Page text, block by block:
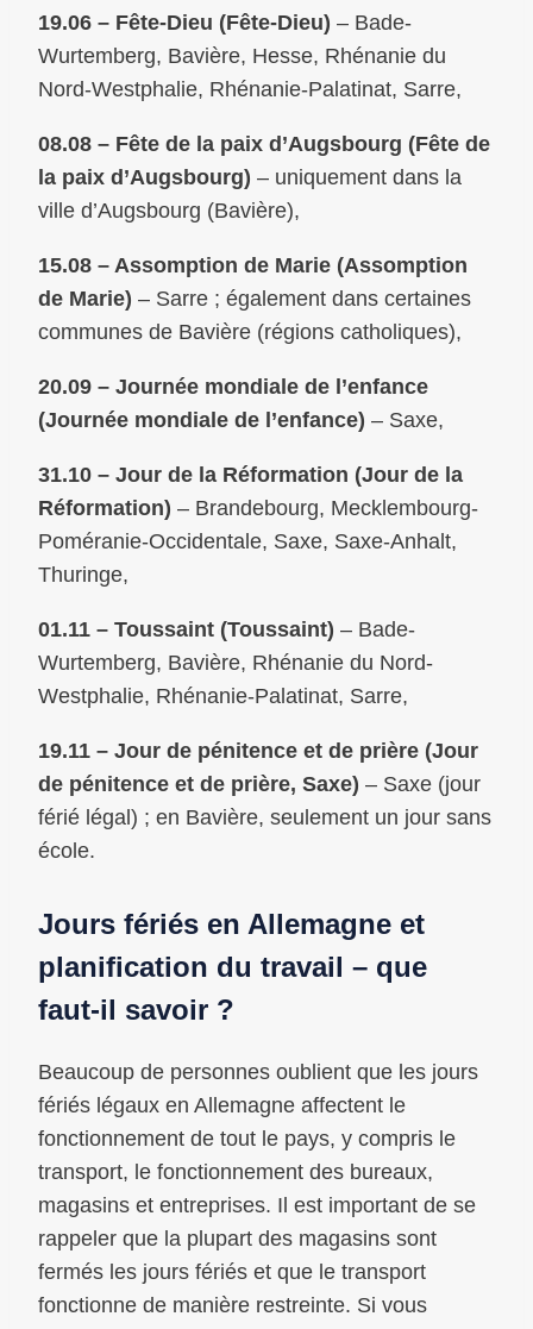
19.06 – Fête-Dieu (Fête-Dieu) – Bade-
Wurtemberg, Bavière, Hesse, Rhénanie du
Nord-Westphalie, Rhénanie-Palatinat, Sarre,
08.08 – Fête de la paix d’Augsbourg (Fête de
la paix d’Augsbourg) – uniquement dans la
ville d’Augsbourg (Bavière),
15.08 – Assomption de Marie (Assomption
de Marie) – Sarre ; également dans certaines
communes de Bavière (régions catholiques),
20.09 – Journée mondiale de l’enfance
(Journée mondiale de l’enfance) – Saxe,
31.10 – Jour de la Réformation (Jour de la
Réformation) – Brandebourg, Mecklembourg-
Poméranie-Occidentale, Saxe, Saxe-Anhalt,
Thuringe,
01.11 – Toussaint (Toussaint) – Bade-
Wurtemberg, Bavière, Rhénanie du Nord-
Westphalie, Rhénanie-Palatinat, Sarre,
19.11 – Jour de pénitence et de prière (Jour
de pénitence et de prière, Saxe) – Saxe (jour
férié légal) ; en Bavière, seulement un jour sans
école.
Jours fériés en Allemagne et
planification du travail – que
faut-il savoir ?
Beaucoup de personnes oublient que les jours
fériés légaux en Allemagne affectent le
fonctionnement de tout le pays, y compris le
transport, le fonctionnement des bureaux,
magasins et entreprises. Il est important de se
rappeler que la plupart des magasins sont
fermés les jours fériés et que le transport
fonctionne de manière restreinte. Si vous